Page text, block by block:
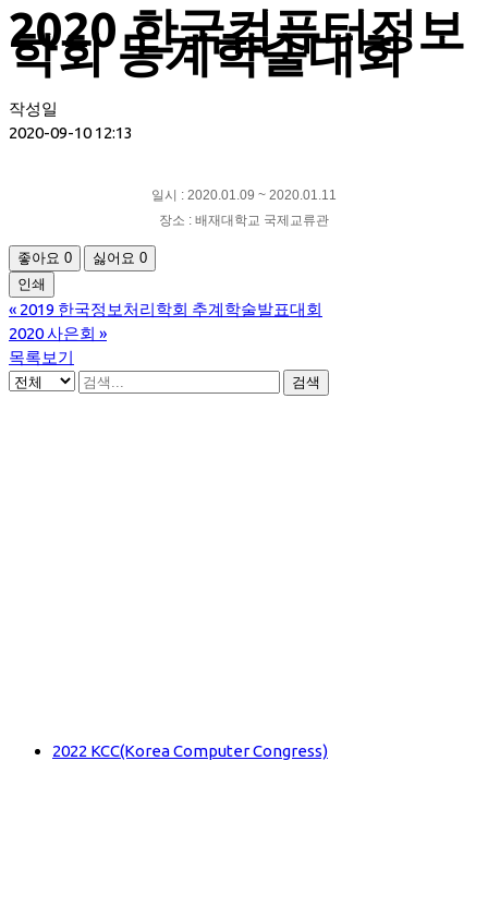
2020 한국컴퓨터정보
학회 동계학술대회
작성일
2020-09-10 12:13
일시 : 2020.01.09 ~ 2020.01.11
장소 : 배재대학교 국제교류관
좋아요 0 싫어요 0
인쇄
« 2019 한국정보처리학회 추계학술발표대회
2020 사은회 »
목록보기
검색
2022 KCC(Korea Computer Congress)